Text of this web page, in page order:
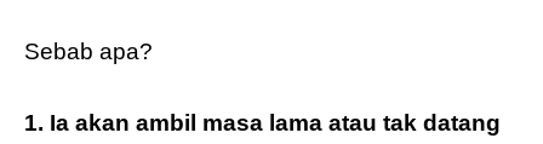
Sebab apa?
1. Ia akan ambil masa lama atau tak datang